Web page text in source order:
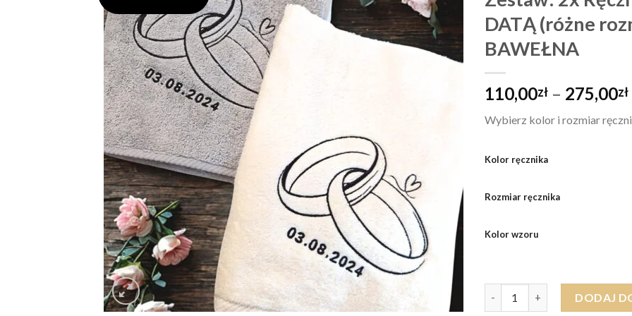
DATĄ (różne
BAWEŁNA
110,00zł – 275,00zł
Wybierz kolor i rozmiar
Kolor ręcznika
Rozmiar ręcznika
Kolor wzoru
DODAJ